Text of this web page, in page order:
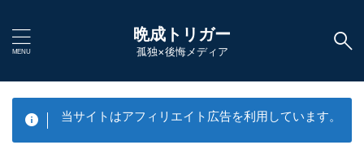
晩成トリガー
孤独×後悔メディア
当サイトはアフィリエイト広告を利用しています。